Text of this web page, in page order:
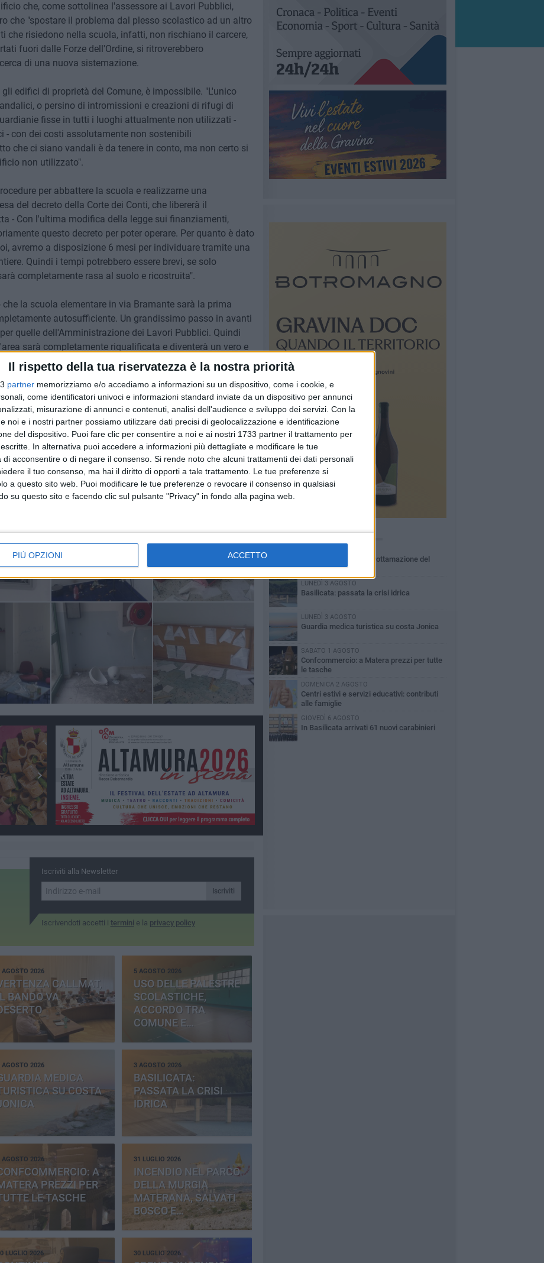
Il rispetto della tua riservatezza è la nostra priorità
partner memorizziamo e/o accediamo a informazioni su un dispositivo, come i cookie, e
come identificatori univoci e informazioni standard inviate da un dispositivo per annunci
misurazione di annunci e contenuti, analisi dell'audience e sviluppo dei servizi. Con la
noi e i nostri partner possiamo utilizzare dati precisi di geolocalizzazione e identificazione
del dispositivo. Puoi fare clic per consentire a noi e ai nostri 1733 partner il trattamento per
In alternativa puoi accedere a informazioni più dettagliate e modificare le tue
acconsentire o di negare il consenso. Si rende noto che alcuni trattamenti dei dati personali
il tuo consenso, ma hai il diritto di opporti a tale trattamento. Le tue preferenze si
a questo sito web. Puoi modificare le tue preferenze o revocare il consenso in qualsiasi
su questo sito e facendo clic sul pulsante "Privacy" in fondo alla pagina web.
PIÙ OPZIONI ACCETTO
che, come sottolinea l'assessore ai Lavori Pubblici,
che "spostare il problema dal plesso scolastico ad un altro
che risiedono nella scuola, infatti, non rischiano il carcere,
fuori dalle Forze dell'Ordine, si ritroverebbero
di una nuova sistemazione.
edifici di proprietà del Comune, è impossibile. "L'unico
o persino di intromissioni e creazioni di rifugi di
fisse in tutti i luoghi attualmente non utilizzati -
- con dei costi assolutamente non sostenibili
che ci siano vandali è da tenere in conto, ma non certo si
non utilizzato".
per abbattere la scuola e realizzarne una
del decreto della Corte dei Conti, che libererà il
- Con l'ultima modifica della legge sui finanziamenti,
questo decreto per poter operare. Per quanto è dato
avremo a disposizione 6 mesi per individuare tramite una
Quindi i tempi potrebbero essere brevi, se solo
completamente rasa al suolo e ricostruita".
la scuola elementare in via Bramante sarà la prima
autosufficiente. Un grandissimo passo in avanti
quelle dell'Amministrazione dei Lavori Pubblici. Quindi
sarà completamente riqualificata e diventerà un vero e
anche di tutta Italia".
12 FOTO
Iscriviti alla Newsletter
Iscriviti
Iscrivendoti accetti i termini e la privacy policy
AGOSTO 2026
CALLMAT,
BANDO VA
5 AGOSTO 2026
USO DELLE PALESTRE
SCOLASTICHE,
ACCORDO TRA
COMUNE E
PROVINCIA
AGOSTO 2026
MEDICA
SU COSTA
3 AGOSTO 2026
BASILICATA:
PASSATA LA CRISI
IDRICA
AGOSTO 2026
A
PREZZI PER
LE TASCHE
31 LUGLIO 2026
INCENDIO NEL PARCO
DELLA MURGIA
MATERANA, SALVATI
BOSCO E
CEMENTERIA
LUGLIO 2026 30 LUGLIO 2026
PIÙ LETTI QUESTA SETTIMANA
Basilicata: approvata rottamazione del
bollo auto
LUNEDÌ 3 AGOSTO
Basilicata: passata la crisi idrica
LUNEDÌ 3 AGOSTO
Guardia medica turistica su costa Jonica
SABATO 1 AGOSTO
Confcommercio: a Matera prezzi per tutte
le tasche
DOMENICA 2 AGOSTO
Centri estivi e servizi educativi: contributi
alle famiglie
GIOVEDÌ 6 AGOSTO
In Basilicata arrivati 61 nuovi carabinieri